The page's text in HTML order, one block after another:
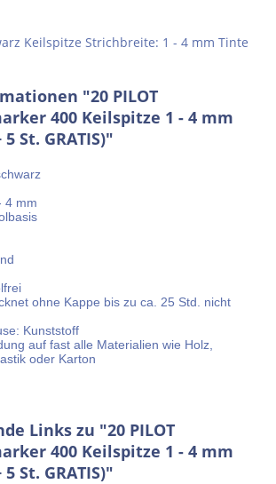
Keilspitze Strichbreite: 1 - 4 mm Tinte
"20 PILOT
400 Keilspitze 1 - 4 mm
St. GRATIS)"
4 mm
ohne Kappe bis zu ca. 25 Std. nicht
Kunststoff
auf fast alle Materialien wie Holz,
oder Karton
Links zu "20 PILOT
400 Keilspitze 1 - 4 mm
St. GRATIS)"